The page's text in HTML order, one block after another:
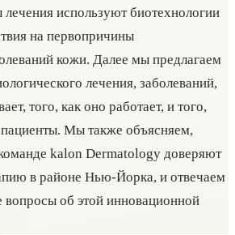
используют биотехнологии
на первопричины
кожи. Далее мы предлагаем
лечения, заболеваний,
того, как оно работает, и того,
Мы также объясняем,
kalon Dermatology доверяют
в районе Нью-Йорка, и отвечаем
вопросы об этой инновационной